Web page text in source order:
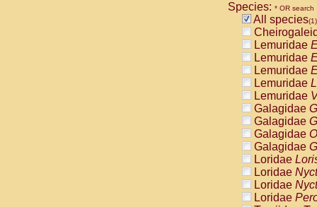
Cebidae
Cebidae
Cebidae
Cebidae
Cebidae
Atelidae
Atelidae
Atelidae
Atelidae
Atelidae
Atelidae
Atelidae
Atelidae
Atelidae
Atelidae
Pitheciidae
Species: * OR search
All species(1)
Lemuridae
Lemuridae
Lemuridae
Lemuridae
Lemuridae
Galagidae
Galagidae
Galagidae
Galagidae
Loridae
Loridae
Loridae
Loridae